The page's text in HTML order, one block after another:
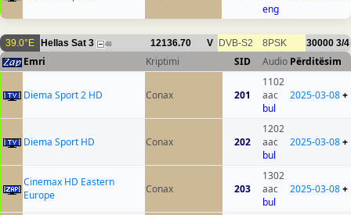
eng
39.0°E Hellas Sat 3 48 12136.70 V DVB-S2 8PSK 30000 3/4
Emri Kriptimi SID Audio Përditësim
Diema Sport 2 HD Conax 201
1102
aac
bul
2025-03-08+
Diema Sport HD Conax 202
1202
aac
bul
2025-03-08+
Cinemax HD Eastern
Europe
Conax 203
1302
aac
bul
2025-03-08+